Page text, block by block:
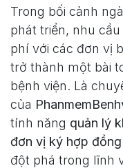
Trong bối cảnh
phát triển, nhu
phí với các đơn vị
trở thành một bài
bệnh viện. Là
của
tính năng quản lý
đơn vị ký hợp
đột phá trong lĩnh